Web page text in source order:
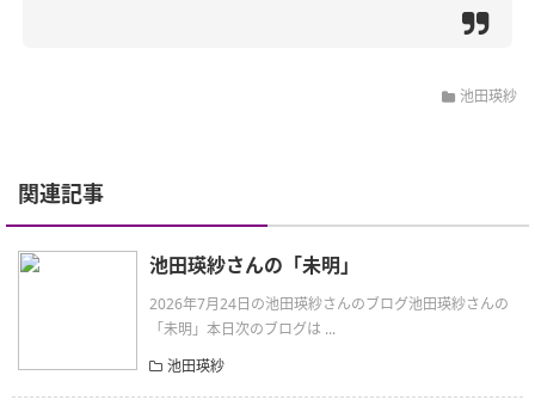
池田瑛紗
関連記事
池田瑛紗さんの「未明」
2026年7月24日の池田瑛紗さんのブログ池田瑛紗さんの
「未明」本日次のブログは ...
池田瑛紗